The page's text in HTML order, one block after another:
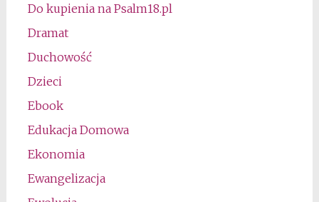
Do kupienia na Psalm18.pl
Dramat
Duchowość
Dzieci
Ebook
Edukacja Domowa
Ekonomia
Ewangelizacja